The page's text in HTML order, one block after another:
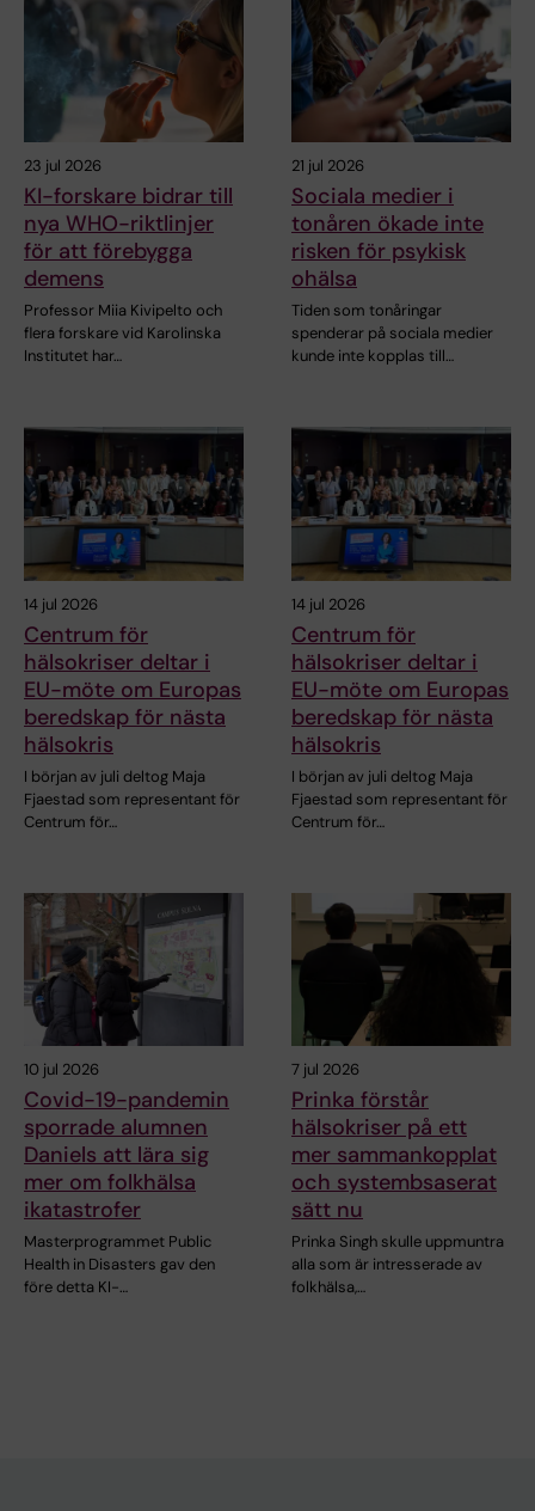
23 jul 2026
KI-forskare bidrar till
nya WHO-riktlinjer
för att förebygga
demens
Professor Miia Kivipelto och
flera forskare vid Karolinska
Institutet har…
21 jul 2026
Sociala medier i
tonåren ökade inte
risken för psykisk
ohälsa
Tiden som tonåringar
spenderar på sociala medier
kunde inte kopplas till…
14 jul 2026
Centrum för
hälsokriser deltar i
EU-möte om Europas
beredskap för nästa
hälsokris
I början av juli deltog Maja
Fjaestad som representant för
Centrum för…
14 jul 2026
Centrum för
hälsokriser deltar i
EU-möte om Europas
beredskap för nästa
hälsokris
I början av juli deltog Maja
Fjaestad som representant för
Centrum för…
10 jul 2026
Covid-19-pandemin
sporrade alumnen
Daniels att lära sig
mer om folkhälsa
ikatastrofer
Masterprogrammet Public
Health in Disasters gav den
före detta KI-…
7 jul 2026
Prinka förstår
hälsokriser på ett
mer sammankopplat
och systembsaserat
sätt nu
Prinka Singh skulle uppmuntra
alla som är intresserade av
folkhälsa,…